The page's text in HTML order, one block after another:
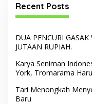
Recent Posts
DUA PENCURI
JUTAAN RUPIAH.
Karya Seniman
York, Tromarama
Tari Menongkah
Baru